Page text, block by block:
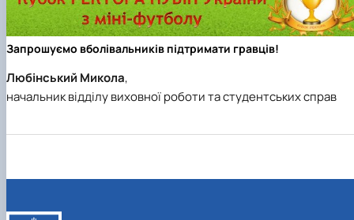
Запрошуємо вболівальників підтримати гравців!
Любінський Микола,
начальник відділу виховної роботи та студентських справ